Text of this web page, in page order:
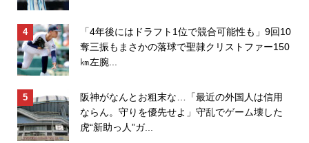
「4年後にはドラフト1位で競合可能性も」9回10
奪三振もまさかの落球で聖隷クリストファー150
㎞左腕...
阪神がなんとお粗末な…「最近の外国人は信用
ならん。守りを優先せよ」守乱でゲーム壊した
虎“新助っ人”ガ...